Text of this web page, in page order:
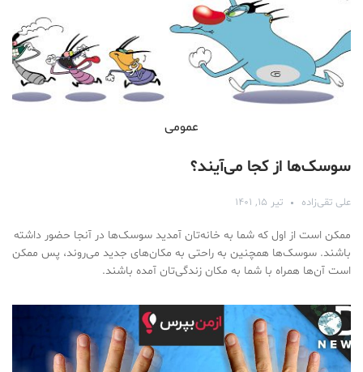
عمومی
سوسک‌ها از کجا می‌آیند؟
علی تقی‌زاده تیر ۱۵, ۱۴۰۱
ممکن است از اول که شما به خانه‌تان آمدید سوسک‌ها در آنجا حضور داشته
باشند. سوسک‌ها همچنین به راحتی به مکان‌های جدید می‌روند، پس ممکن
است آن‌ها همراه با شما به مکان زندگی‌تان آمده باشند.